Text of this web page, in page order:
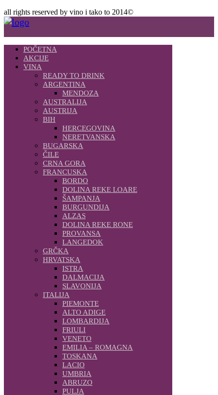
all rights reserved by vino i tako to 2014©
POČETNA
AKCIJE
VINA
READY TO DRINK
ARGENTINA
MENDOZA
AUSTRALIJA
AUSTRIJA
BIH
HERCEGOVINA
NERETVANSKA
BUGARSKA
ČILE
CRNA GORA
FRANCUSKA
BORDO
DOLINA REKE LOARE
ŠAMPANJA
BURGUNDIJA
ALZAS
DOLINA REKE RONE
PROVANSA
LANGEDOK
GRČKA
HRVATSKA
ISTRA
DALMACIJA
SLAVONIJA
ITALIJA
PIEMONTE
ALTO ADIGE
LOMBARDIJA
FRIULI
VENETO
EMILIA – ROMAGNA
TOSKANA
LACIO
UMBRIA
ABRUZO
PULJA